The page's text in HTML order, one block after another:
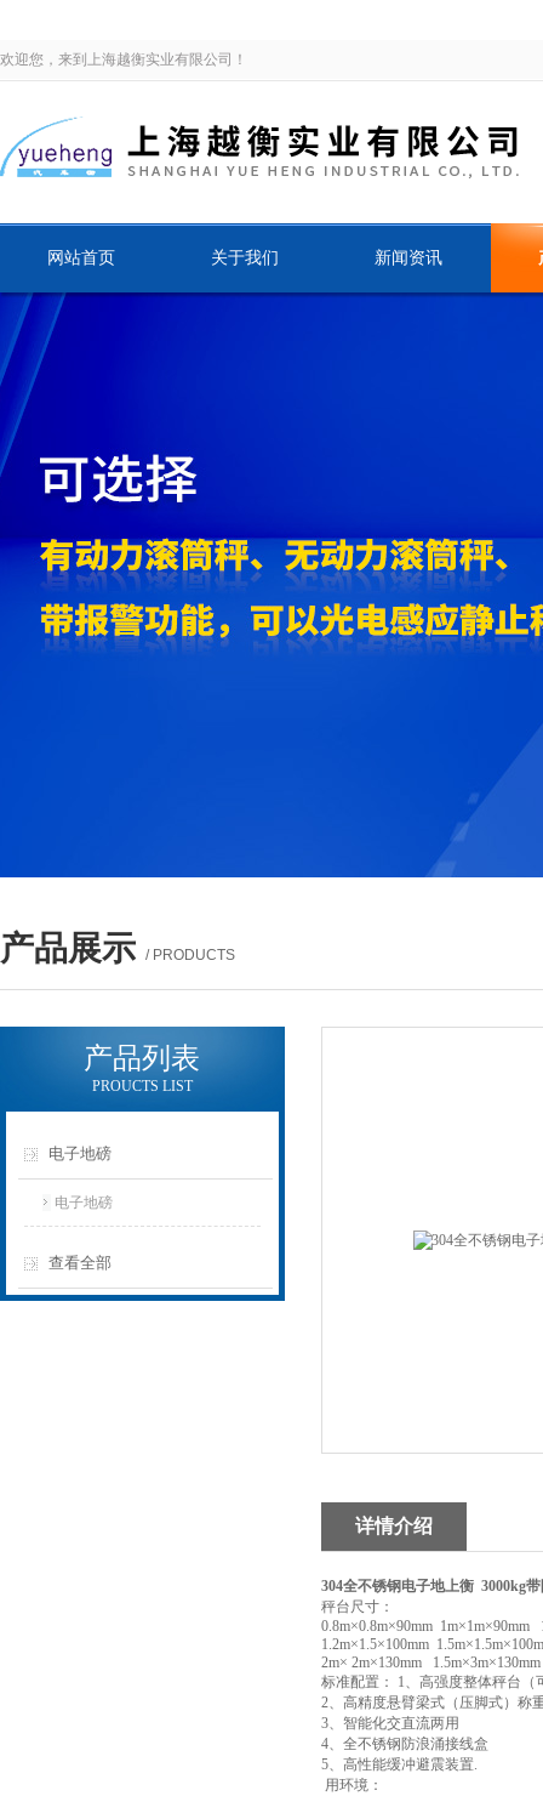
欢迎您，来到上海越衡实业有限公司！
网站首页 关于我们 新闻资讯
产品展示 / PRODUCTS
产品列表
PROUCTS LIST
电子地磅
电子地磅
查看全部
详情介绍
304全不锈钢电子地上衡 3000kg
秤台尺寸：
0.8m×0.8m×90mm 1m×1m×90mm
1.2m×1.5×100mm
2m× 2m×130mm
标准配置： 1、高强度整体秤台（
2、高精度悬臂梁式（压脚式）称
3、智能化交直流两用
4、全不锈钢防浪涌接线盒
5、高性能缓冲避震装置.
用环境：